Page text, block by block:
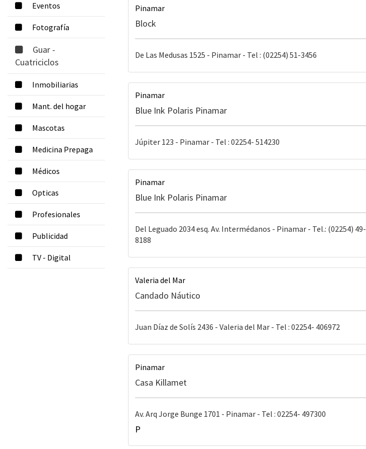
Eventos
Fotografía
Guar -
Cuatriciclos
Inmobiliarias
Mant. del hogar
Mascotas
Medicina Prepaga
Médicos
Opticas
Profesionales
Publicidad
TV - Digital
Pinamar
Block
De Las Medusas 1525 - Pinamar - Tel : (02254) 51-3456
Pinamar
Blue Ink Polaris Pinamar
Júpiter 123 - Pinamar - Tel : 02254- 514230
Pinamar
Blue Ink Polaris Pinamar
Del Leguado 2034 esq. Av. Intermédanos - Pinamar - Tel.: (02254) 49-
8188
Valeria del Mar
Candado Náutico
Juan Díaz de Solís 2436 - Valeria del Mar - Tel : 02254- 406972
Pinamar
Casa Killamet
Av. Arq Jorge Bunge 1701 - Pinamar - Tel : 02254- 497300
P